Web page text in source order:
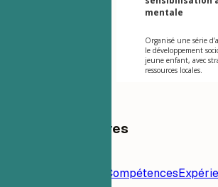
mentale
Organisé une série
le développement
jeune enfant, avec
ressources locales.
Table des matières
Compétences